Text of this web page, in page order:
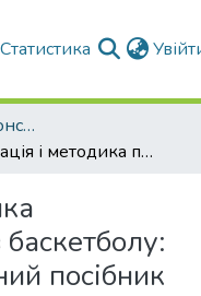
Статистика
Навчальні видання. Конспекти лекцій
Організація і методика проведення занять з баскетболу: навчально-методичний посібник
посібник